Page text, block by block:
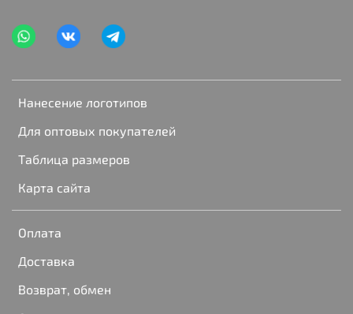
Нанесение логотипов
Для оптовых покупателей
Таблица размеров
Карта сайта
Оплата
Доставка
Возврат, обмен